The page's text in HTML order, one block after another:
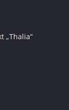
„Thalia“